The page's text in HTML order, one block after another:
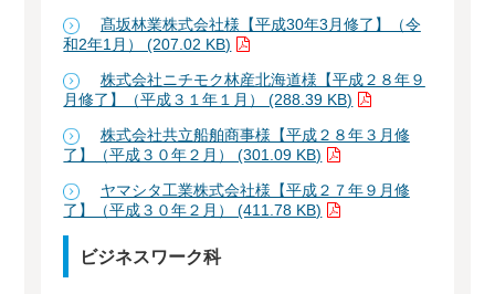
髙坂林業株式会社様【平成30年3月修了】（令
和2年1月） (207.02 KB)
株式会社ニチモク林産北海道様【平成２８年９
月修了】（平成３１年１月） (288.39 KB)
株式会社共立船舶商事様【平成２８年３月修
了】（平成３０年２月） (301.09 KB)
ヤマシタ工業株式会社様【平成２７年９月修
了】（平成３０年２月） (411.78 KB)
ビジネスワーク科